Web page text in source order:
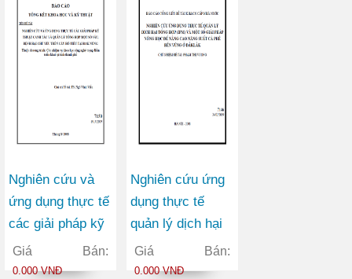
mại trên Website
của Bộ Công
trường
Nghiên cứu và
ứng dụng thực tế
các giải pháp kỹ
thuật canh tác và
quản lý tổng hợp
Giá Bán:
0.000 VNĐ
Nghiên cứu ứng
dụng thực tế
quản lý dịch hại
tổng hợp (IPM)
và một số giải
Giá Bán:
0.000 VNĐ